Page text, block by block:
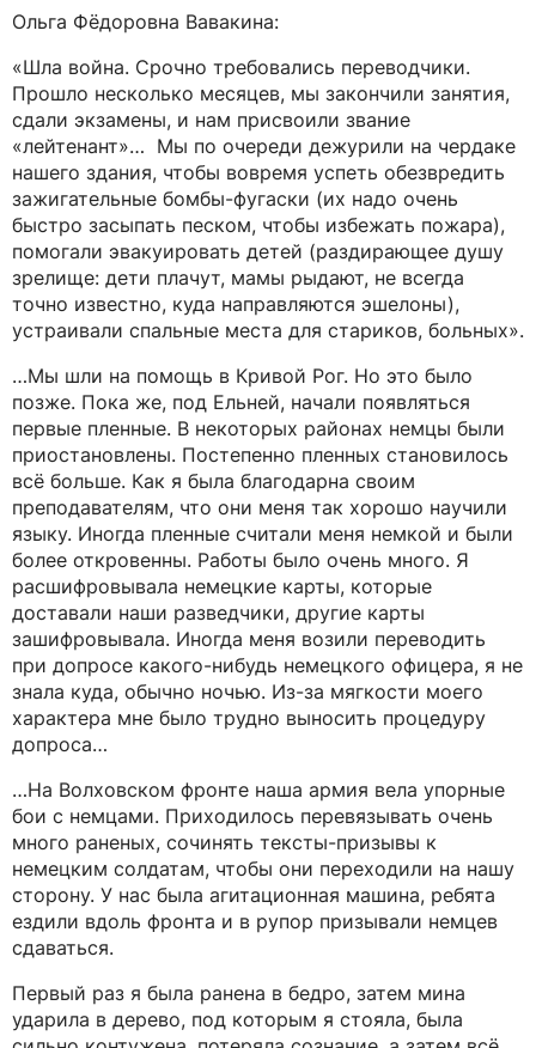
Ольга Фёдоровна Вавакина:
«Шла война. Срочно требовались переводчики.
Прошло несколько месяцев, мы закончили занятия,
сдали экзамены, и нам присвоили звание
«лейтенант»… Мы по очереди дежурили на чердаке
нашего здания, чтобы вовремя успеть обезвредить
зажигательные бомбы-фугаски (их надо очень
быстро засыпать песком, чтобы избежать пожара),
помогали эвакуировать детей (раздирающее душу
зрелище: дети плачут, мамы рыдают, не всегда
точно известно, куда направляются эшелоны),
устраивали спальные места для стариков, больных».
…Мы шли на помощь в Кривой Рог. Но это было
позже. Пока же, под Ельней, начали появляться
первые пленные. В некоторых районах немцы были
приостановлены. Постепенно пленных становилось
всё больше. Как я была благодарна своим
преподавателям, что они меня так хорошо научили
языку. Иногда пленные считали меня немкой и были
более откровенны. Работы было очень много. Я
расшифровывала немецкие карты, которые
доставали наши разведчики, другие карты
зашифровывала. Иногда меня возили переводить
при допросе какого-нибудь немецкого офицера, я не
знала куда, обычно ночью. Из-за мягкости моего
характера мне было трудно выносить процедуру
допроса…
…На Волховском фронте наша армия вела упорные
бои с немцами. Приходилось перевязывать очень
много раненых, сочинять тексты-призывы к
немецким солдатам, чтобы они переходили на нашу
сторону. У нас была агитационная машина, ребята
ездили вдоль фронта и в рупор призывали немцев
сдаваться.
Первый раз я была ранена в бедро, затем мина
ударила в дерево, под которым я стояла, была